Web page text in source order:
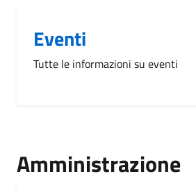
Eventi
Tutte le informazioni su eventi
Amministrazione